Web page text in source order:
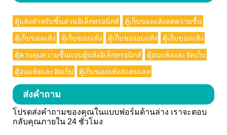
ตู้แห้งสำหรับชิ้นส่วนอิเล็กทรอนิกส์ ตู้เก็บของแห้งลดความชื้น
ตู้เก็บของแห้ง ตู้เก็บของแห้ง ตู้เก็บของอบแห้ง ตู้เก็บของแห้ง
ตู้ควบคุมความชื้นแบบตู้แห้งอิเล็กทรอนิกส์ ตู้อบแห้งและจัดเก็บ
ตู้อบแห้งและจัดเก็บ ตู้เก็บของแห้งสแตนเลส
ส่งคำถาม
โปรดส่งคำถามของคุณในแบบฟอร์มด้านล่าง เราจะตอบ
กลับคุณภายใน 24 ชั่วโมง